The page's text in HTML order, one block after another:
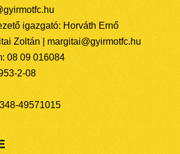
igazgató: Horváth Ernő
Zoltán | margitai@gyirmotfc.hu
08 09 016084
2-08
49571015